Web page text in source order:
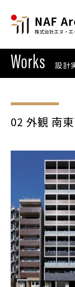
NAF
株式会社エヌ・
Works 設計
02 外観 南